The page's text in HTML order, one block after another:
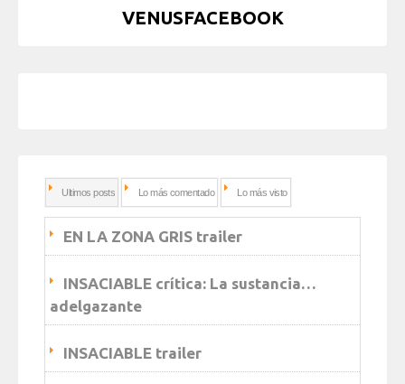
VENUSFACEBOOK
Ultimos posts Lo más comentado Lo más visto
EN LA ZONA GRIS trailer
INSACIABLE crítica: La sustancia…
adelgazante
INSACIABLE trailer